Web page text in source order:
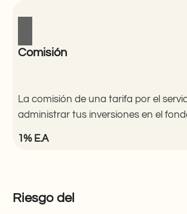
Comisión
La comisión de una tarifa por el
administrar tus inversiones en el
1% E.A
Riesgo del